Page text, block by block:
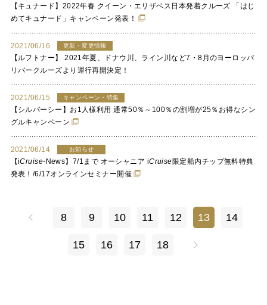
【キュナード】2022年春 クイーン・エリザベス日本発着クルーズ 「はじ
めてキュナード」キャンペーン発表！
2021/06/16 更新・変更情報
【ルフトナー】 2021年夏、ドナウ川、ライン川など7・8月のヨーロッパ
リバークルーズより運行再開決定！
2021/06/15 キャンペーン・特集
【シルバーシー】お1人様利用 通常50％～100％の割増が25％お得なシン
グルキャンペーン
2021/06/14 お知らせ
【iCruise-News】7/1まで オーシャニア iCruise限定船内チップ無料特典
発表！/6/17オンラインセミナー開催
8 9 10 11 12 13 14
15 16 17 18